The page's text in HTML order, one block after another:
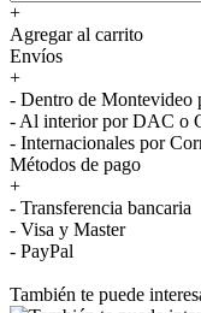
+
Agregar al carrito
Envíos
+
- Dentro de Montevideo
- Al interior por DAC o
- Internacionales por
Métodos de pago
+
- Transferencia bancaria
- Visa y Master
- PayPal
También te puede